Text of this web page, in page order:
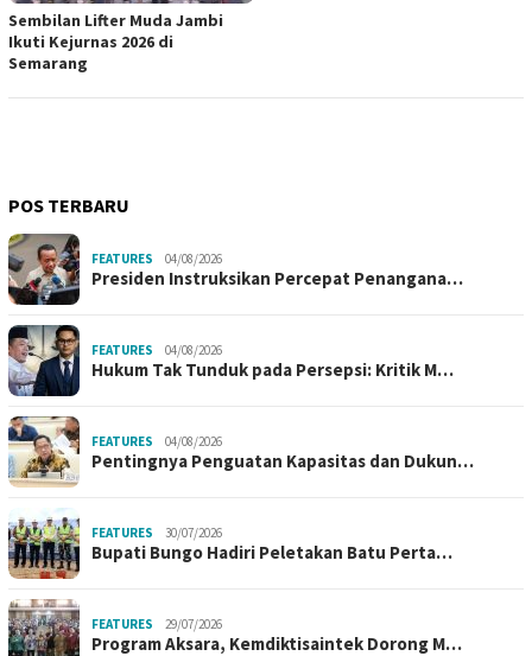
Sembilan Lifter Muda Jambi
Ikuti Kejurnas 2026 di
Semarang
POS TERBARU
FEATURES 04/08/2026
Presiden Instruksikan Percepat Penangana…
FEATURES 04/08/2026
Hukum Tak Tunduk pada Persepsi: Kritik M…
FEATURES 04/08/2026
Pentingnya Penguatan Kapasitas dan Dukun…
FEATURES 30/07/2026
Bupati Bungo Hadiri Peletakan Batu Perta…
FEATURES 29/07/2026
Program Aksara, Kemdiktisaintek Dorong M…